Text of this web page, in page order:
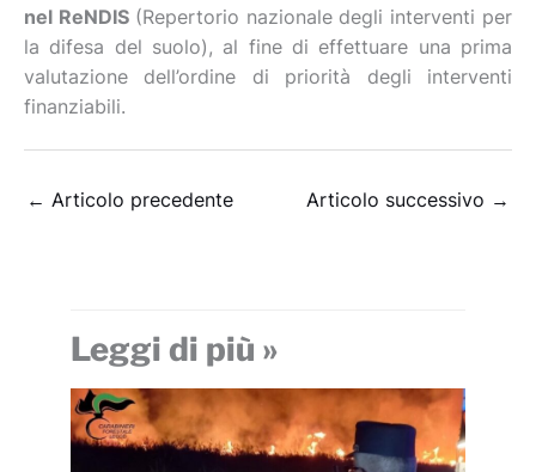
nel ReNDIS (Repertorio nazionale degli interventi per
la difesa del suolo), al fine di effettuare una prima
valutazione dell’ordine di priorità degli interventi
finanziabili.
← Articolo precedente Articolo successivo →
Leggi di più »